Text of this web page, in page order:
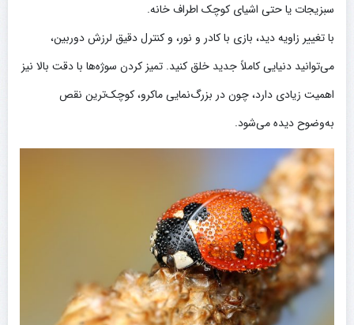
سبزیجات یا حتی اشیای کوچک اطراف خانه.
با تغییر زاویه دید، بازی با کادر و نور، و کنترل دقیق لرزش دوربین،
می‌توانید دنیایی کاملاً جدید خلق کنید. تمیز کردن سوژه‌ها با دقت بالا نیز
اهمیت زیادی دارد، چون در بزرگ‌نمایی ماکرو، کوچک‌ترین نقص
به‌وضوح دیده می‌شود.